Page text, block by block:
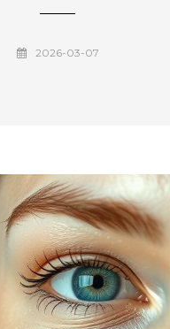
2026-03-07